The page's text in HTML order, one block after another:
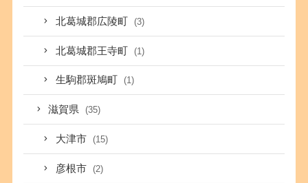
北葛城郡広陵町 (3)
北葛城郡王寺町 (1)
生駒郡斑鳩町 (1)
滋賀県 (35)
大津市 (15)
彦根市 (2)